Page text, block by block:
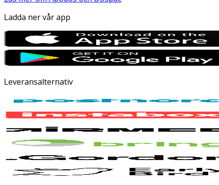
Ladda ner vår app
Leveransalternativ